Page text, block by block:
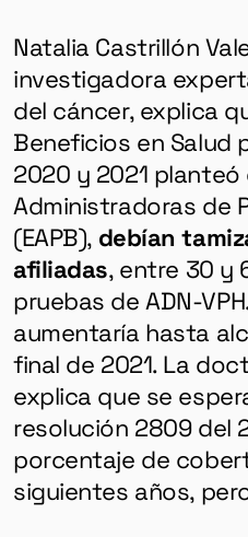
Natalia Castrillón
investigadora
del cáncer, explica
Beneficios en Salud
2020 y 2021 planteó
Administradoras de
(EAPB), debían
afiliadas, entre 30 y
pruebas de ADN-
aumentaría hasta
final de 2021. La
explica que se
resolución 2809 del
porcentaje de
siguientes años,